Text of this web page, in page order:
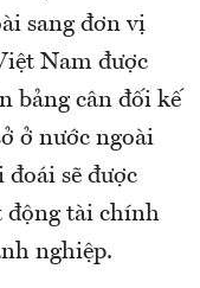
sang đơn vị
Nam được
bảng cân đối kế
ở nước ngoài
sẽ được
động tài chính
nghiệp.